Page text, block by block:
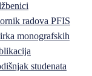
radova PFIS
monografskih
studenata